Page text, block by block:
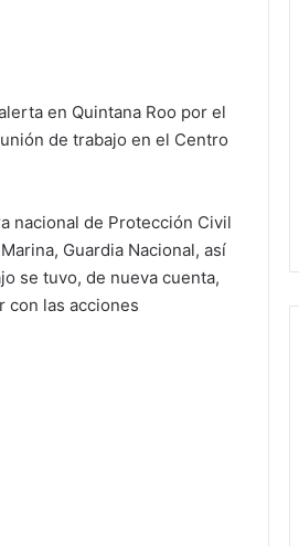
en Quintana Roo por el
de trabajo en el Centro
nacional de Protección Civil
Guardia Nacional, así
se tuvo, de nueva cuenta,
con las acciones